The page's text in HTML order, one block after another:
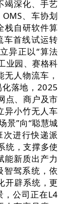
竭深化、手艺
、车协划
栈自研软件算
车首线试运转
异正以“算法
业园、赛格科
人物流车，
落地，2025
点、商户及市
异小竹无人车
景”向“聪慧城
次进行快递派
统，支撑多使
能新质出产力
智驾系统，依
开辟系统，更
，公司正在L4